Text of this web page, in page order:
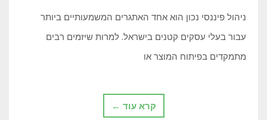
ניהול פיננסי נכון הוא אחד האתגרים המשמעותיים ביותר
עבור בעלי עסקים קטנים בישראל. למרות שיזמים רבים
מתמקדים בפיתוח המוצר או
קרא עוד ←